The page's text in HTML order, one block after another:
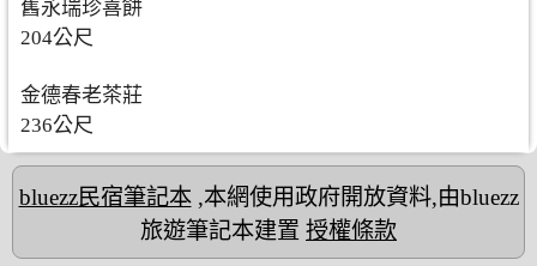
舊永瑞珍喜餅
204公尺
金德春老茶莊
236公尺
bluezz民宿筆記本,本網使用政府開放資料,由bluezz
旅遊筆記本建置 授權條款